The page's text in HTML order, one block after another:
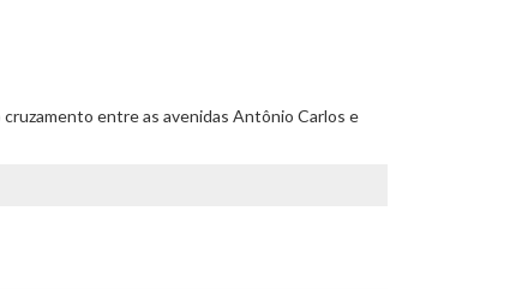
entre as avenidas Antônio Carlos e